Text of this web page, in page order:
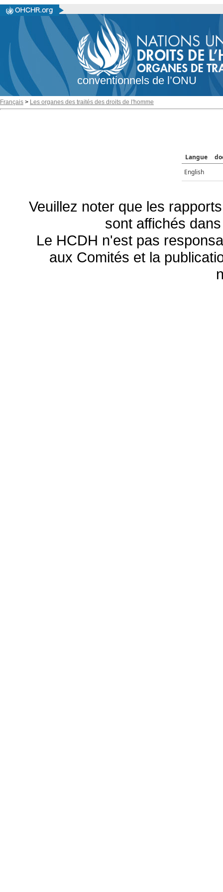
conventionnels de l’ONU
Français > Les organes des traités des droits de l'homme
Langue
English
Veuillez noter que les
sont affichés
Le HCDH n'est pas
aux Comités et la